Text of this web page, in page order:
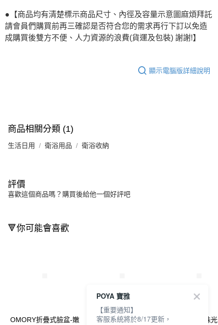
●【商品均有清楚標示商品尺寸、內徑及容量示意圖麻煩拜託
請會員們購買前再三確認是否符合您的需求再行下訂以免造
成購買後雙方不便、人力資源的浪費(貨運及包裝) 謝謝!】
顯示電腦版詳細說明
商品相關分類 (1)
生活日用 衛浴用品 衛浴收納
評價
喜歡這個商品嗎？購買後給他一個好評吧
🔻你可能會喜歡
OMORY折疊式臉盆-嫩 OMORY鍋蓋鍋鏟防滴 OMORY花形珠
POYA 寶雅
【重要通知】
客服系統將於8/17更新，